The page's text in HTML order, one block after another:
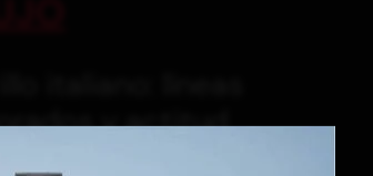
y actitud